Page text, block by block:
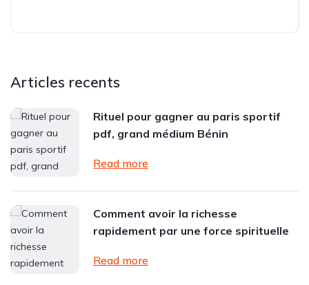
Articles recents
Rituel pour gagner au paris sportif
pdf, grand médium Bénin
Read more
Comment avoir la richesse
rapidement par une force spirituelle
Read more